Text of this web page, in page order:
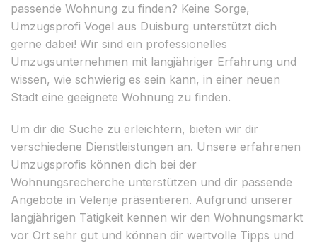
passende Wohnung zu finden? Keine Sorge,
Umzugsprofi Vogel aus Duisburg unterstützt dich
gerne dabei! Wir sind ein professionelles
Umzugsunternehmen mit langjähriger Erfahrung und
wissen, wie schwierig es sein kann, in einer neuen
Stadt eine geeignete Wohnung zu finden.
Um dir die Suche zu erleichtern, bieten wir dir
verschiedene Dienstleistungen an. Unsere erfahrenen
Umzugsprofis können dich bei der
Wohnungsrecherche unterstützen und dir passende
Angebote in Velenje präsentieren. Aufgrund unserer
langjährigen Tätigkeit kennen wir den Wohnungsmarkt
vor Ort sehr gut und können dir wertvolle Tipps und